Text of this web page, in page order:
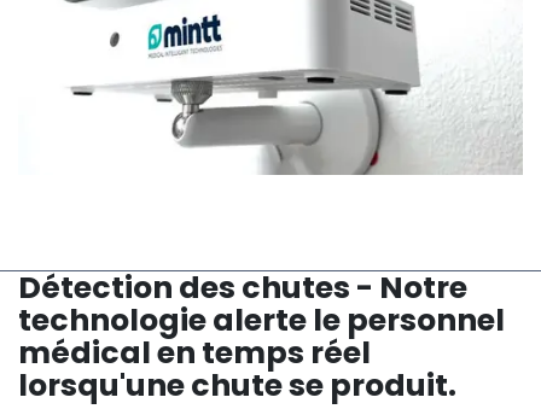
Détection des chutes - Notre
technologie alerte le personnel
médical en temps réel
lorsqu'une chute se produit.